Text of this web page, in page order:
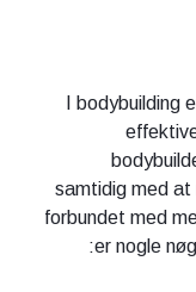
I bodybuilding
samtidig med at
forbundet med
er nogle